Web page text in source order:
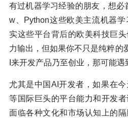
有过机器学习经验的朋友，想必
w、Python这些欧美主流机器
实这些平台背后的欧美科技巨
力输出，但如果你不只是纯粹的
I来开发产品乃至创业，那可能遇
尤其是中国AI开发者，如果在
等国际巨头的平台能力和开发
面临各种文化和市场认知上的